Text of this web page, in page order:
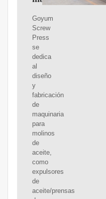
Goyum
Screw
Press
se
dedica
al
diseño
y
fabricación
de
maquinaria
para
molinos
de
aceite,
como
expulsores
de
aceite/prensas